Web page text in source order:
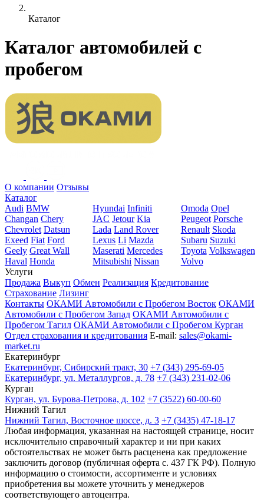
Каталог
Каталог автомобилей с
пробегом
О компании Отзывы
Каталог
Audi BMW
Changan Chery
Chevrolet Datsun
Exeed Fiat Ford
Geely Great Wall
Haval Honda
Hyundai Infiniti
JAC Jetour Kia
Lada Land Rover
Lexus Li Mazda
Maserati Mercedes
Mitsubishi Nissan
Omoda Opel
Peugeot Porsche
Renault Skoda
Subaru Suzuki
Toyota Volkswagen
Volvo
Услуги
Продажа Выкуп Обмен Реализация Кредитование
Страхование Лизинг
Контакты ОКАМИ Автомобили с Пробегом Восток ОКАМИ
Автомобили с Пробегом Запад ОКАМИ Автомобили с
Пробегом Тагил ОКАМИ Автомобили с Пробегом Курган
Отдел страхования и кредитования E-mail: sales@okami-
market.ru
Екатеринбург
Екатеринбург, Сибирский тракт, 30 +7 (343) 295-69-05
Екатеринбург, ул. Металлургов, д. 78 +7 (343) 231-02-06
Курган
Курган, ул. Бурова-Петрова, д. 102 +7 (3522) 60-00-60
Нижний Тагил
Нижний Тагил, Восточное шоссе, д. 3 +7 (3435) 47-18-17
Любая информация, указанная на настоящей странице, носит
исключительно справочный характер и ни при каких
обстоятельствах не может быть расценена как предложение
заключить договор (публичная оферта с. 437 ГК РФ). Полную
информацию о стоимости, ассортименте и условиях
приобретения вы можете уточнить у менеджеров
соответствующего автоцентра.